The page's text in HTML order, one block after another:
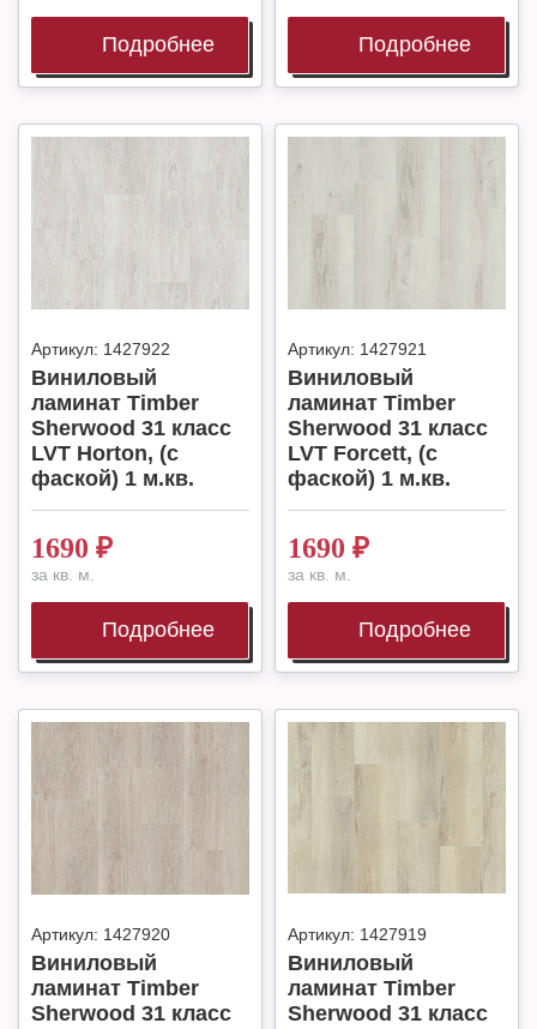
Подробнее Подробнее
Артикул: 1427922
Виниловый
ламинат Timber
Sherwood 31 класс
LVT Horton, (с
фаской) 1 м.кв.
1690 ₽
за кв. м.
Подробнее
Артикул: 1427921
Виниловый
ламинат Timber
Sherwood 31 класс
LVT Forcett, (с
фаской) 1 м.кв.
1690 ₽
за кв. м.
Подробнее
Артикул: 1427920
Виниловый
ламинат Timber
Sherwood 31 класс
Артикул: 1427919
Виниловый
ламинат Timber
Sherwood 31 класс